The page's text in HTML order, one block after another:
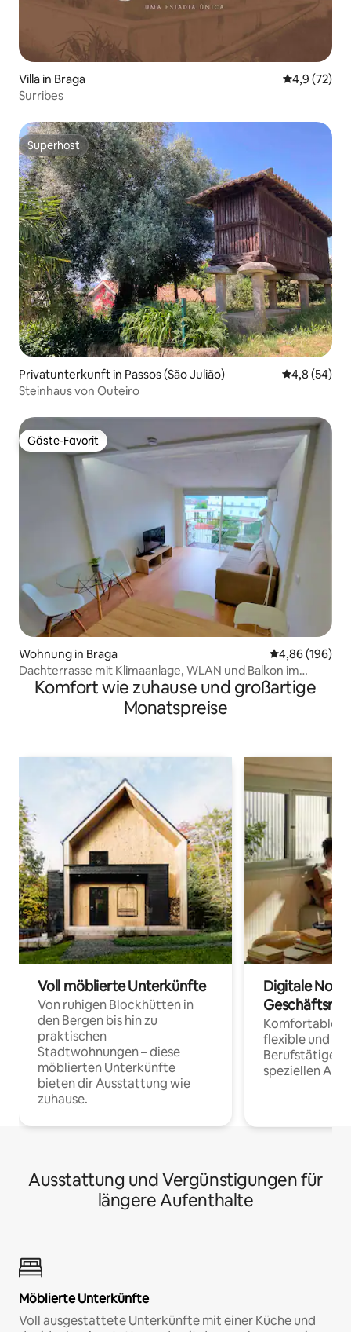
Villa in Braga
4,9 (72)
Surribes
Superhost
Superhost
Privatunterkunft in Passos (São Julião)
4,8 (54)
Steinhaus von Outeiro
Gäste-Favorit
Gäste-Favorit
Wohnung in Braga
4,86 (196)
Dachterrasse mit Klimaanlage, WLAN und Balkon im
historischen Zentrum
Komfort wie zuhause und großartige
Monatspreise
Voll möblierte Unterkünfte
Von ruhigen Blockhütten in
den Bergen bis hin zu
praktischen
Stadtwohnungen – diese
möblierten Unterkünfte
bieten dir Ausstattung wie
zuhause.
Digitale
Komfortable
flexible und
Berufstätige
speziellen
Ausstattung und Vergünstigungen für
längere Aufenthalte
Möblierte Unterkünfte
Voll ausgestattete Unterkünfte mit einer Küche und